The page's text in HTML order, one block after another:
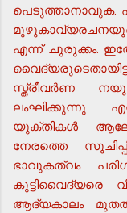
എന്ന് ചുരുക്കം.
സ്ത്രീവര്‍ണ
ലംഘിക്കുന്നു
യുക്തികള്‍
നേരത്തെ
ഭാവുകത്വം
കുട്ടിവൈദ്യരെ
ആദ്യകാലം